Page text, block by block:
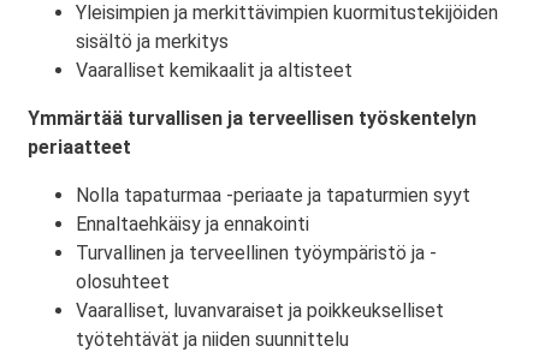
Yleisimpien ja merkittävimpien kuormitustekijöiden
sisältö ja merkitys
Vaaralliset kemikaalit ja altisteet
Ymmärtää turvallisen ja terveellisen työskentelyn
periaatteet
Nolla tapaturmaa -periaate ja tapaturmien syyt
Ennaltaehkäisy ja ennakointi
Turvallinen ja terveellinen työympäristö ja -
olosuhteet
Vaaralliset, luvanvaraiset ja poikkeukselliset
työtehtävät ja niiden suunnittelu